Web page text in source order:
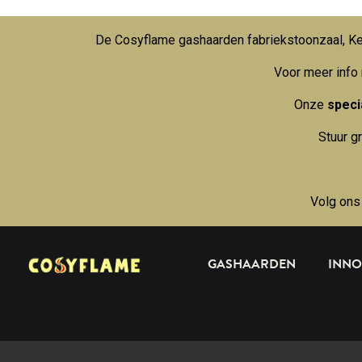
De Cosyflame gashaarden fabriekstoonzaal,
Voor meer
Onze
Stuur
Volg
GASHAARDEN